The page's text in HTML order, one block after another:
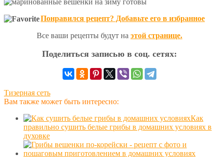
Понравился рецепт? Добавьте его в избранное
Все ваши рецепты будут на этой странице.
Поделиться записью в соц. сетях:
Тизерная сеть
Вам также может быть интересно:
Как
правильно сушить белые грибы в домашних условиях в
духовке